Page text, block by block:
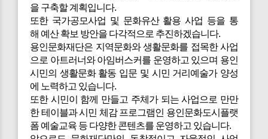
을 구축할 계획입니다.
또한 국가공모사업 및 문화유산 활용 사업 등을 통
해 예산 확보 방안을 다각적으로 추진하겠습니다.
용인문화재단은 지역문화와 생활문화를 접목한 사업
으로 아트러너와 아임버스커를 운영하고 있으며 용인
시민의 생활문화 활동 입문 및 시민 거리예술가 양성
에 노력하고 있습니다.
또한 시민이 함께 만들고 주체가 되는 사업으로 만만
한 테이블과 시민 체감 프로그램인 용인문화도시플랫
폼 예술교육 등 다양한 콘텐츠를 운영하고 있습니다.